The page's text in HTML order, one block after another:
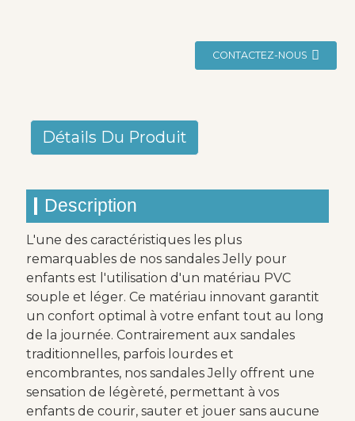
CONTACTEZ-NOUS
Détails Du Produit
Description
L'une des caractéristiques les plus
remarquables de nos sandales Jelly pour
enfants est l'utilisation d'un matériau PVC
souple et léger. Ce matériau innovant garantit
un confort optimal à votre enfant tout au long
de la journée. Contrairement aux sandales
traditionnelles, parfois lourdes et
encombrantes, nos sandales Jelly offrent une
sensation de légèreté, permettant à vos
enfants de courir, sauter et jouer sans aucune